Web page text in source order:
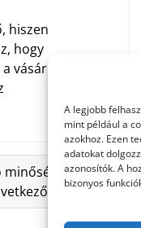
A legjobb
mint például a
azokhoz. Ezen
adatokat
azonosítók. A
bizonyos
hiszen
hogy
vásárlás
»